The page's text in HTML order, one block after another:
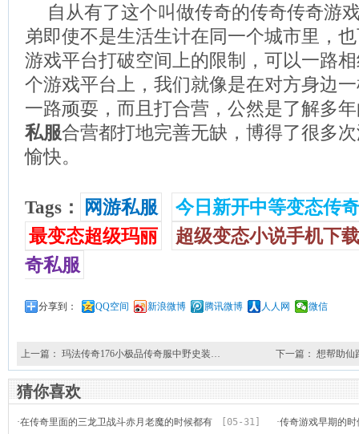
自从有了这个叫做传奇的传奇传奇游
弟即使不是生活生计在同一个城市里，
游戏平台打破空间上的限制，可以一路
个游戏平台上，我们就像是在对方身边
一路顽耍，而且打合营，公然是了解多
私服合营都打地完善无缺，博得了很多
愉快。
Tags： 网游私服
今日新开中等变态传
最变态超级玛丽
超级变态小说手机下
奇私服
分享到： QQ空间 新浪微博 腾讯微博 人人网 微信
上一篇： 玛法传奇176小极品传奇服中野史装… 下一篇： 想帮助仙
猜你喜欢
[05-31]
·在传奇里面的三龙卫战斗赤月老魔的时候都有
·传奇游戏早期的